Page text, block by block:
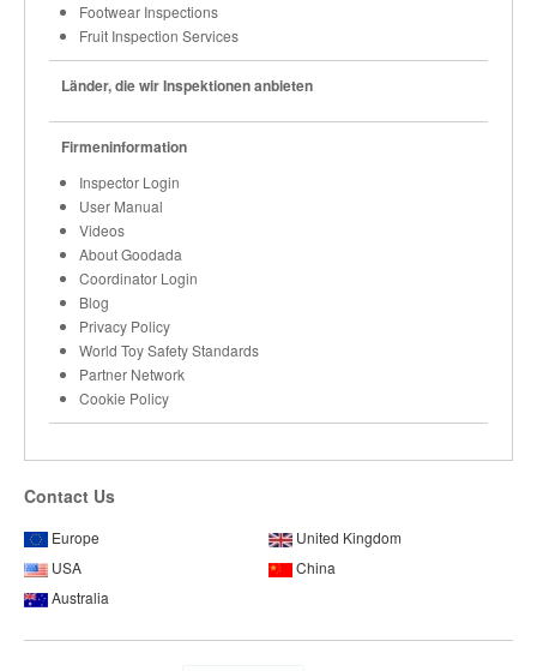
Footwear Inspections
Fruit Inspection Services
Länder, die wir Inspektionen anbieten
Firmeninformation
Inspector Login
User Manual
Videos
About Goodada
Coordinator Login
Blog
Privacy Policy
World Toy Safety Standards
Partner Network
Cookie Policy
Contact Us
Europe
United Kingdom
USA
China
Australia